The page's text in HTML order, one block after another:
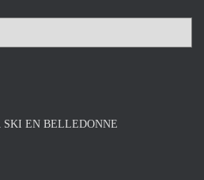
SKI EN BELLEDONNE